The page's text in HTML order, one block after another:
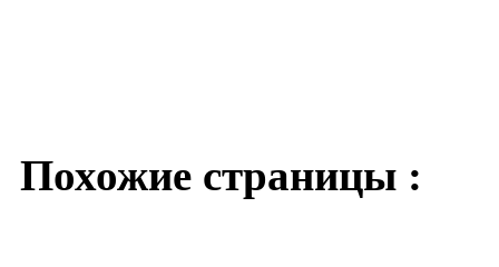
Похожие страницы :